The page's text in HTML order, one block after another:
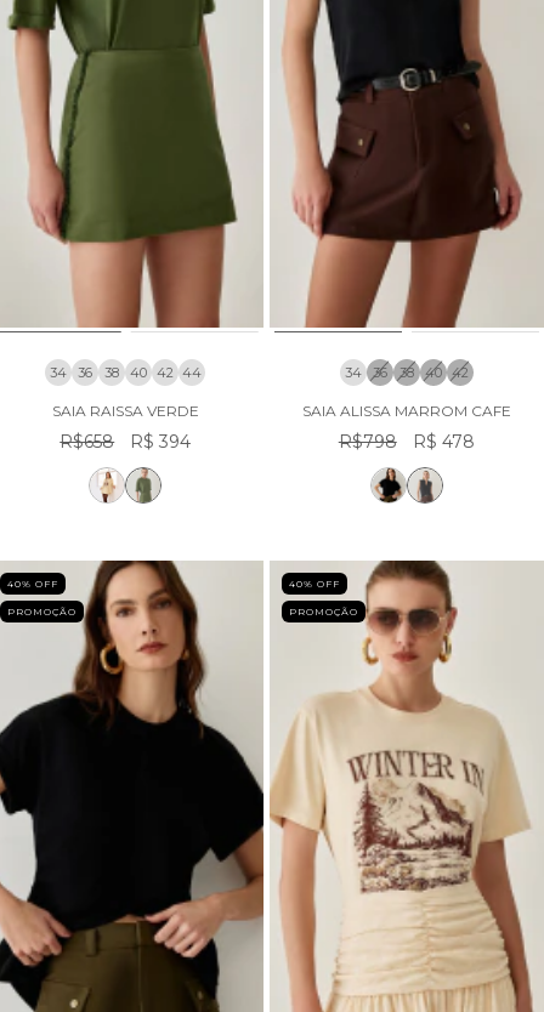
34 36 38 40 42 44
SAIA RAISSA VERDE
R$658 R$ 394
34 36 38 40 42
SAIA ALISSA MARROM CAFE
R$798 R$ 478
40% OFF
PROMOÇÃO
40% OFF
PROMOÇÃO